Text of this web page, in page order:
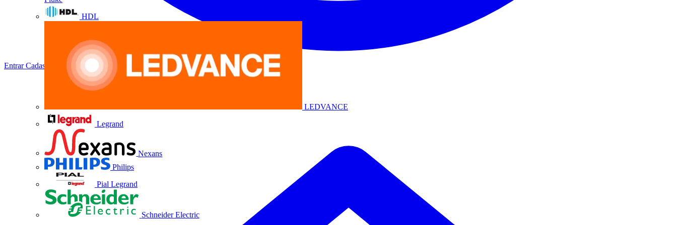
HDL
LEDVANCE
Legrand
Nexans
Philips
Pial Legrand
Schneider Electric
EntrarCadastrar